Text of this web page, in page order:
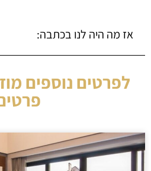
אז מה היה לנו בכתבה:
לפרטים נוספים